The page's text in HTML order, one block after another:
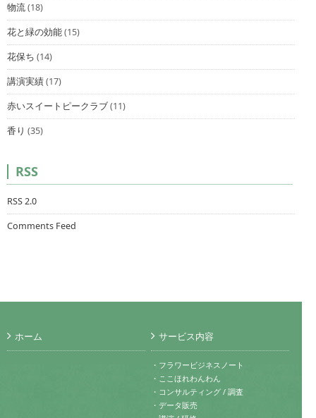
物流(18)
花と緑の効能(15)
花保ち (14)
講演実績(17)
赤いスイートピークラブ(11)
香り (35)
RSS
RSS 2.0
Comments Feed
ホーム サービス内容
・フラワービジネスノート
・ここほれわんわん
・コンサルティング / 調査
・データ販売